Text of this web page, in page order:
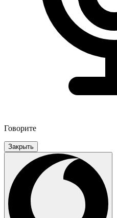
Говорите
Закрыть